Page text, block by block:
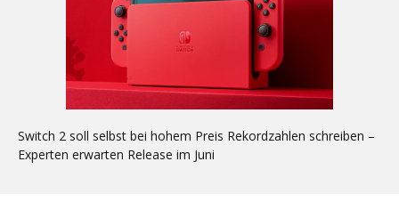
Switch 2 soll selbst bei hohem Preis Rekordzahlen schreiben –
Experten erwarten Release im Juni